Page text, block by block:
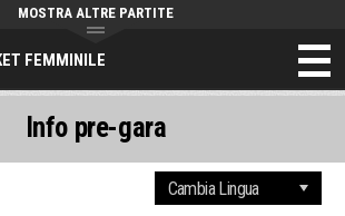
FEMMINILE
MOSTRA ALTRE PARTITE
Info pre-gara